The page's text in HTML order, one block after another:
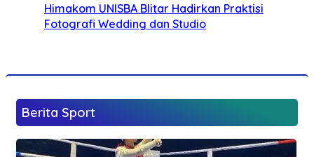
Himakom UNISBA Blitar Hadirkan Praktisi
Fotografi Wedding dan Studio
Berita Sport